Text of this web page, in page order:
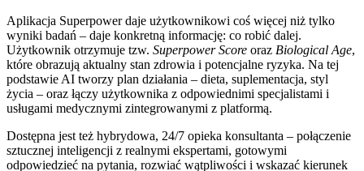
Aplikacja Superpower daje użytkownikowi coś więcej niż tylko
wyniki badań – daje konkretną informację: co robić dalej.
Użytkownik otrzymuje tzw. Superpower Score oraz Biological Age,
które obrazują aktualny stan zdrowia i potencjalne ryzyka. Na tej
podstawie AI tworzy plan działania – dieta, suplementacja, styl
życia – oraz łączy użytkownika z odpowiednimi specjalistami i
usługami medycznymi zintegrowanymi z platformą.
Dostępna jest też hybrydowa, 24/7 opieka konsultanta – połączenie
sztucznej inteligencji z realnymi ekspertami, gotowymi
odpowiedzieć na pytania, rozwiać wątpliwości i wskazać kierunek